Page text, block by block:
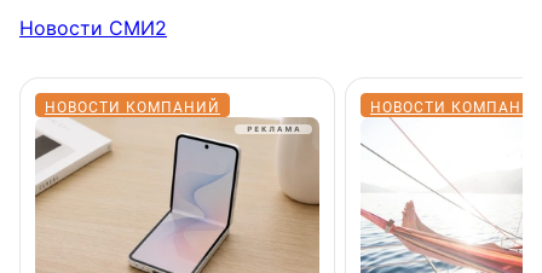
Новости СМИ2
НОВОСТИ КОМПАНИЙ НОВОСТИ